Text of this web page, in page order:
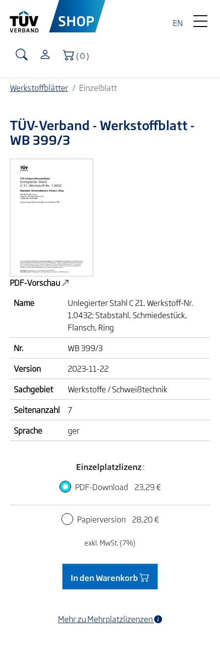
EN
Warenkorb
( 0 )
Werkstoffblätter Einzelblatt
TÜV-Verband - Werkstoffblatt -
WB 399/3
PDF-Vorschau
Name
Unlegierter Stahl C 21, Werkstoff-Nr.
1.0432; Stabstahl, Schmiedestück,
Flansch, Ring
Nr.
WB 399/3
Version
2023-11-22
Sachgebiet
Werkstoffe / Schweißtechnik
Seitenanzahl
7
Sprache
ger
Einzelplatzlizenz:
PDF-Download
23,29 €
Papierversion 28,20 €
exkl. MwSt. (7%)
In den Warenkorb
Mehr zu Mehrplatzlizenzen